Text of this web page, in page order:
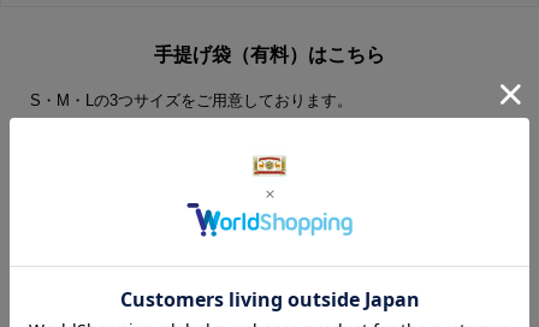
手提げ袋（有料）はこちら
S・M・Lの3つサイズをご用意しております。